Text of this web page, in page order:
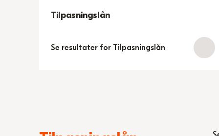
Tilpasningslån
Se resultater for Tilpasningslån